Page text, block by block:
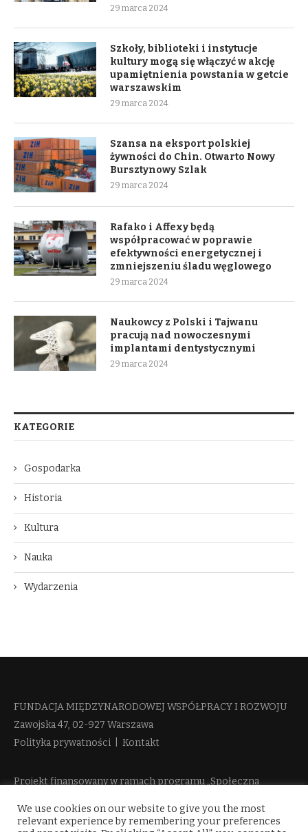
29 marca 2024
Szkoły, biblioteki i instytucje
kultury mogą się włączyć w akcję
upamiętnienia powstania w getcie
warszawskim
29 marca 2024
Szansa na eksport polskiej
żywności do Chin. Otwarto Nowy
Bursztynowy Szlak
29 marca 2024
Rafako i Affexy będą
współpracować w poprawie
efektywności energetycznej i
zmniejszeniu śladu węglowego
29 marca 2024
Naukowcy z Polski i Tajwanu
pracują nad nowoczesnymi
implantami dentystycznymi
29 marca 2024
KATEGORIE
Gospodarka
Historia
Kultura
Nauka
Wydarzenia
FUNDACJA MIĘDZYNARODOWEJ WSPÓŁPRACY I ROZWOJU​
Zawojska 47, 02-927 Warszawa
Polityka prywatności
Kontakt
Projekt finansowany w ramach programu „Społeczna
więcej informacji
We use cookies on our website to give you the most
relevant experience by remembering your preferences